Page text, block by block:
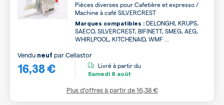
Pièces diverses pour Cafetière et expresso /
Machine à café SILVERCREST
Marques compatibles : DELONGHI, KRUPS,
SAECO, SILVERCREST, BIFINETT, SMEG, AEG,
WHIRLPOOL, KITCHENAID, WMF ...
16,38 €
Vendu neuf parCellastor
Livré à partir du
Samedi 8 août
Plus d’offres à partir de16,38 €